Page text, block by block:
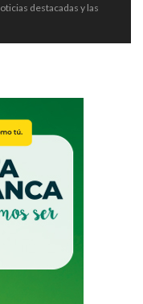
destacadas y las